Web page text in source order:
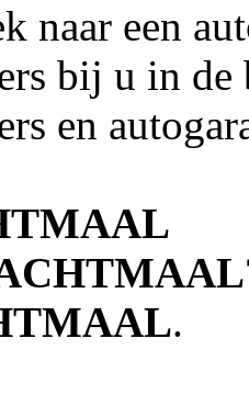
naar een
bij u in
en
.